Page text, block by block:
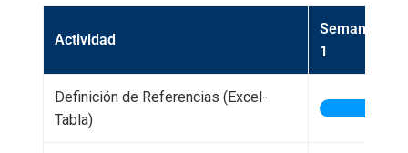
Actividad
Semana
1
Definición de Referencias (Excel-
Tabla)